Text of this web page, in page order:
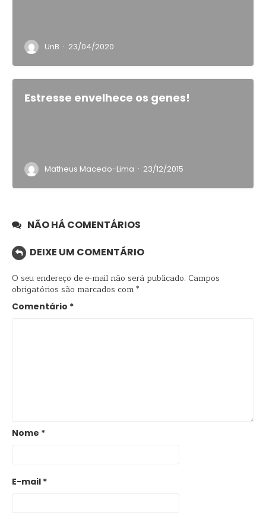
UnB · 23/04/2020
Estresse envelhece os genes!
Matheus Macedo-Lima · 23/12/2015
NÃO HÁ COMENTÁRIOS
DEIXE UM COMENTÁRIO
O seu endereço de e-mail não será publicado. Campos
obrigatórios são marcados com*
Comentário *
Nome *
E-mail *